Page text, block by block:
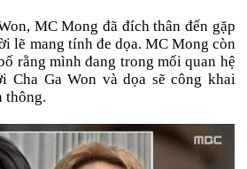
MC Mong đã đích thân đến gặp
lẽ mang tính đe dọa. MC Mong còn
rằng mình đang trong mối quan hệ
Cha Ga Won và dọa sẽ công khai
thông.